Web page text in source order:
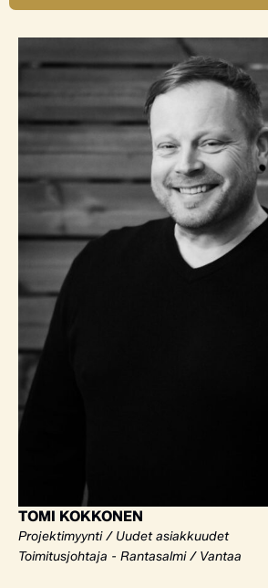
TOMI KOKKONEN
Projektimyynti / Uudet asiakkuudet
Toimitusjohtaja - Rantasalmi / Vantaa